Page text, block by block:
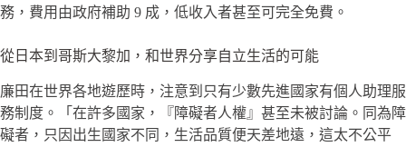
務，費用由政府補助 9 成，低收入者甚至可完全免費。
從日本到哥斯大黎加，和世界分享自立生活的可能
廉田在世界各地遊歷時，注意到只有少數先進國家有個人助理服
務制度。「在許多國家，『障礙者人權』甚至未被討論。同為障
礙者，只因出生國家不同，生活品質便天差地遠，這太不公平